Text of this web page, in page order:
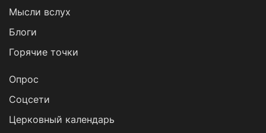
Мысли вслух
Блоги
Горячие точки
Опрос
Cоцсети
Церковный календарь